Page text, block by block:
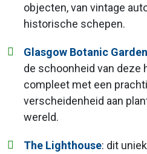
objecten, van vintage
historische schepen.
Glasgow Botanic
de schoonheid van deze
compleet met een
verscheidenheid aan
wereld.
The Lighthouse: dit